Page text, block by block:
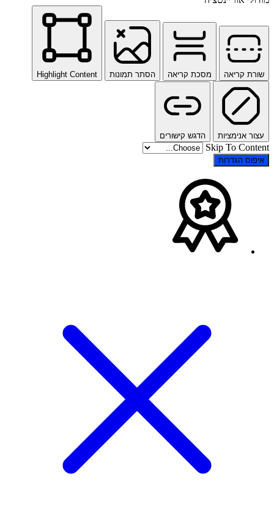
שורת קריאה מסכת קריאה הסתר תמונות Highlight Content
עצור אנימציות הדגש קישורים
Skip To Content
איפוס הגדרות